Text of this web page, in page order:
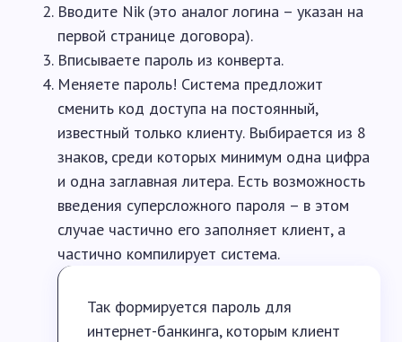
Вводите Nik (это аналог логина – указан на
первой странице договора).
Вписываете пароль из конверта.
Меняете пароль! Система предложит
сменить код доступа на постоянный,
известный только клиенту. Выбирается из 8
знаков, среди которых минимум одна цифра
и одна заглавная литера. Есть возможность
введения суперсложного пароля – в этом
случае частично его заполняет клиент, а
частично компилирует система.
Так формируется пароль для
интернет-банкинга, которым клиент